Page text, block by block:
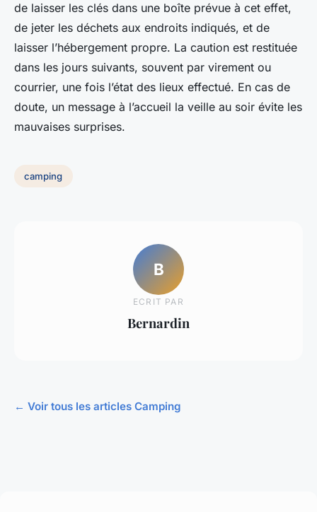
de laisser les clés dans une boîte prévue à cet effet,
de jeter les déchets aux endroits indiqués, et de
laisser l’hébergement propre. La caution est restituée
dans les jours suivants, souvent par virement ou
courrier, une fois l’état des lieux effectué. En cas de
doute, un message à l’accueil la veille au soir évite les
mauvaises surprises.
camping
B
ECRIT PAR
Bernardin
← Voir tous les articles Camping